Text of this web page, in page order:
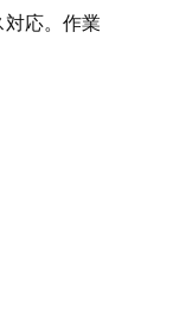
応。作業